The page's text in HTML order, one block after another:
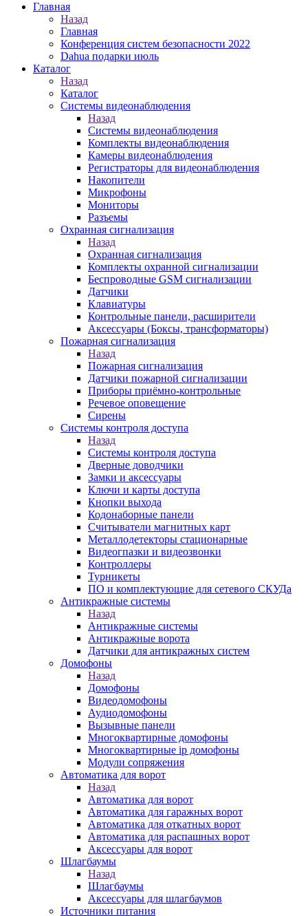
Главная
Назад
Главная
Конференция систем безопасности 2022
Dahua подарки июль
Каталог
Назад
Каталог
Системы видеонаблюдения
Назад
Системы видеонаблюдения
Комплекты видеонаблюдения
Камеры видеонаблюдения
Регистраторы для видеонаблюдения
Накопители
Микрофоны
Мониторы
Разъемы
Охранная сигнализация
Назад
Охранная сигнализация
Комплекты охранной сигнализации
Беспроводные GSM сигнализации
Датчики
Клавиатуры
Контрольные панели, расширители
Аксессуары (Боксы, трансформаторы)
Пожарная сигнализация
Назад
Пожарная сигнализация
Датчики пожарной сигнализации
Приборы приёмно-контрольные
Речевое оповещение
Сирены
Системы контроля доступа
Назад
Системы контроля доступа
Дверные доводчики
Замки и аксессуары
Ключи и карты доступа
Кнопки выхода
Кодонаборные панели
Считыватели магнитных карт
Металлодетекторы стационарные
Видеогпазки и видеозвонки
Контроллеры
Турникеты
ПО и комплектующие для сетевого СКУДа
Антикражные системы
Назад
Антикражные системы
Антикражные ворота
Датчики для антикражных систем
Домофоны
Назад
Домофоны
Видеодомофоны
Аудиодомофоны
Вызывные панели
Многоквартирные домофоны
Многоквартирные ip домофоны
Модули сопряжения
Автоматика для ворот
Назад
Автоматика для ворот
Автоматика для гаражных ворот
Автоматика для откатных ворот
Автоматика для распашных ворот
Аксессуары для ворот
Шлагбаумы
Назад
Шлагбаумы
Аксессуары для шлагбаумов
Источники питания